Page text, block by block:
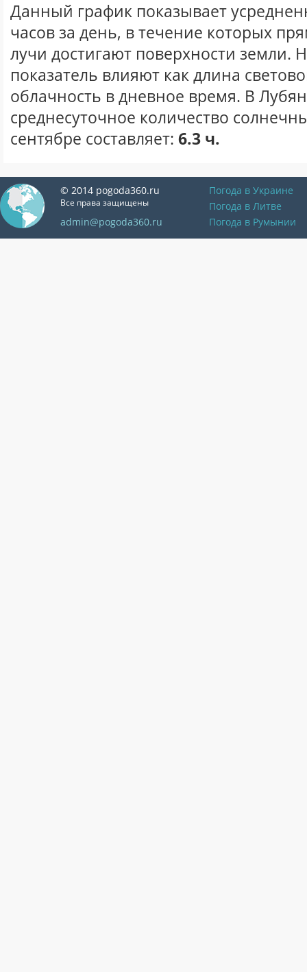
Данный график показывает
часов за день, в течение которых
лучи достигают поверхности земли.
показатель влияют как длина
облачность в дневное время. В
среднесуточное количество
сентябре составляет: 6.3 ч.
© 2014 pogoda360.ru
Все права защищены
admin@pogoda360.ru
Погода в Украине
Погода в Литве
Погода в Румынии